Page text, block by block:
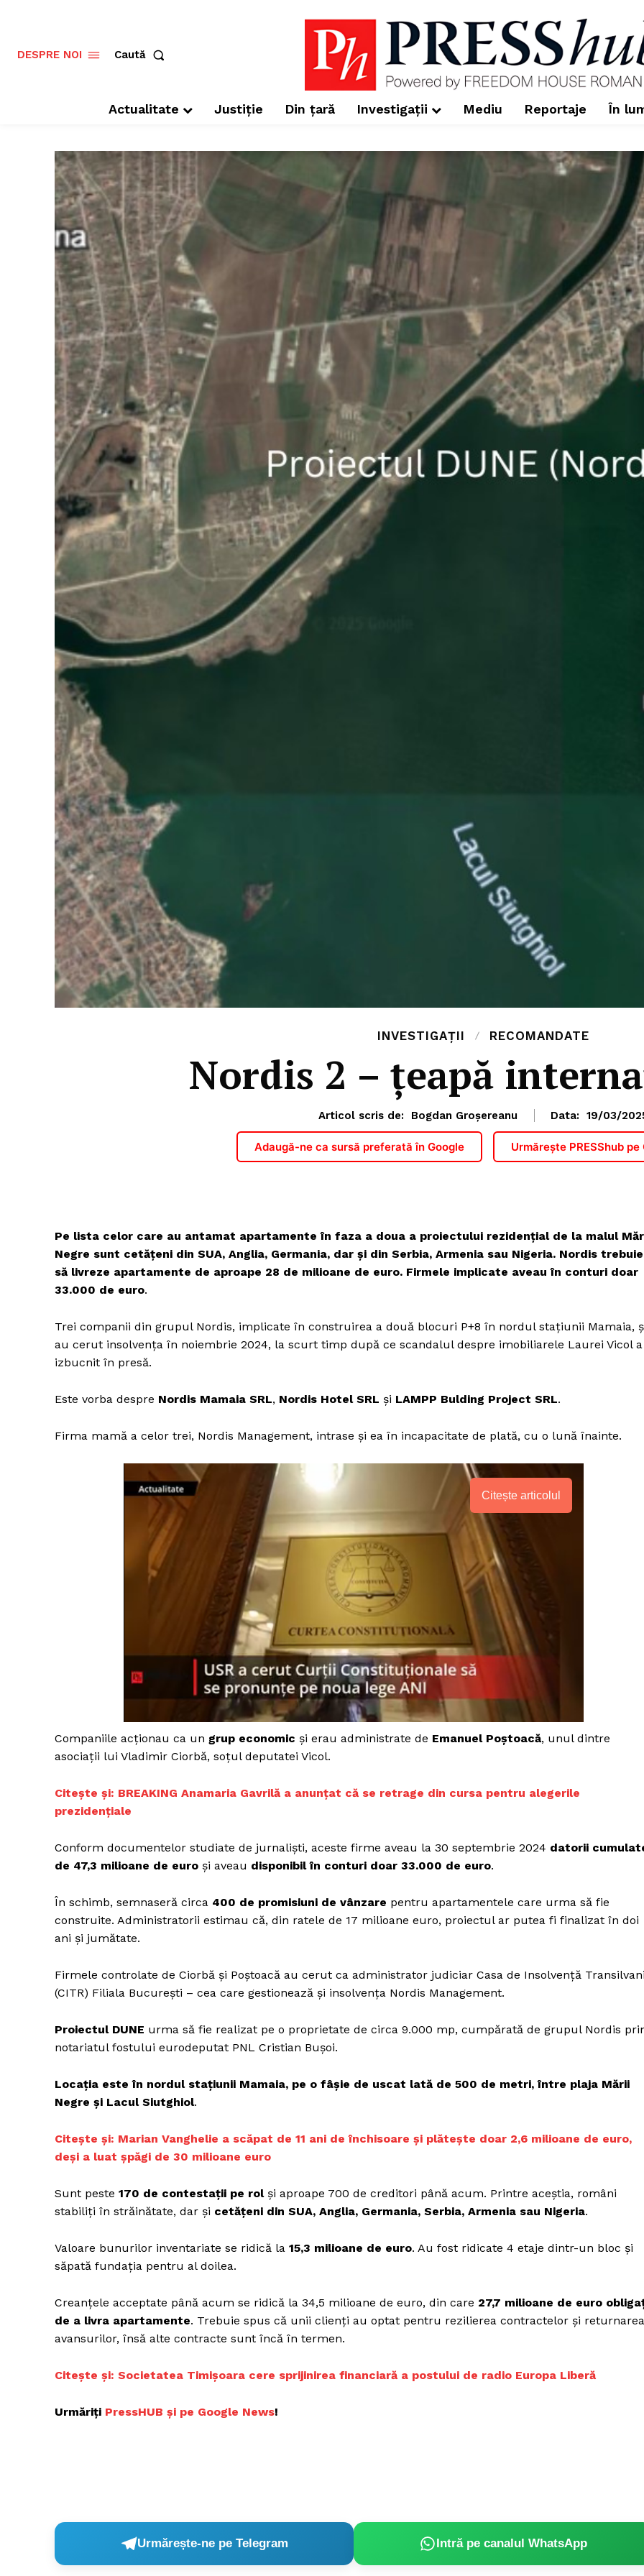
Un proiect
FREEDOM HOUSE
ROMÂNIA
PRESShub
Despre noi / Echipa
Proiecte editoriale
Rețea
Contact
DESPRE NOI Caută
Actualitate Justiție Din țară Investigații Mediu Reportaje În
INVESTIGAȚII RECOMANDATE
Nordis 2 – țeapă
Articol scris de: Bogdan Groșereanu Data: 19/03/
Adaugă-ne ca sursă preferată în Google Urmărește PRESShub
Pe lista celor care au antamat apartamente în faza a doua a proiectului rezidențial de la malul
Negre sunt cetățeni din SUA, Anglia, Germania, dar și din Serbia, Armenia sau Nigeria. Nordis trebuie
să livreze apartamente de aproape 28 de milioane de euro. Firmele implicate aveau în conturi doar
33.000 de euro.
Trei companii din grupul Nordis, implicate în construirea a două blocuri P+8 în nordul stațiunii Mamaia,
au cerut insolvența în noiembrie 2024, la scurt timp după ce scandalul despre imobiliarele Laurei Vicol a
izbucnit în presă.
Este vorba despre Nordis Mamaia SRL, Nordis Hotel SRL și LAMPP Bulding Project SRL.
Firma mamă a celor trei, Nordis Management, intrase și ea în incapacitate de plată, cu o lună înainte.
Citește articolul
Companiile acționau ca un grup economic și erau administrate de Emanuel Poștoacă, unul dintre
asociații lui Vladimir Ciorbă, soțul deputatei Vicol.
Citește și: BREAKING Anamaria Gavrilă a anunțat că se retrage din cursa pentru alegerile
prezidențiale
Conform documentelor studiate de jurnaliști, aceste firme aveau la 30 septembrie 2024 datorii
de 47,3 milioane de euro și aveau disponibil în conturi doar 33.000 de euro.
În schimb, semnaseră circa 400 de promisiuni de vânzare pentru apartamentele care urma să fie
construite. Administratorii estimau că, din ratele de 17 milioane euro, proiectul ar putea fi finalizat în doi
ani și jumătate.
Firmele controlate de Ciorbă și Poștoacă au cerut ca administrator judiciar Casa de Insolvență
(CITR) Filiala București – cea care gestionează și insolvența Nordis Management.
Proiectul DUNE urma să fie realizat pe o proprietate de circa 9.000 mp, cumpărată de grupul Nordis
notariatul fostului eurodeputat PNL Cristian Bușoi.
Locația este în nordul stațiunii Mamaia, pe o fâșie de uscat lată de 500 de metri, între plaja Mării
Negre și Lacul Siutghiol.
Citește și: Marian Vanghelie a scăpat de 11 ani de închisoare și plătește doar 2,6 milioane de euro,
deși a luat șpăgi de 30 milioane euro
Sunt peste 170 de contestații pe rolși aproape 700 de creditori până acum. Printre aceștia, români
stabiliți în străinătate, dar și cetățeni din SUA, Anglia, Germania, Serbia, Armenia sau Nigeria.
Valoare bunurilor inventariate se ridică la 15,3 milioane de euro. Au fost ridicate 4 etaje dintr-un bloc și
săpată fundația pentru al doilea.
Creanțele acceptate până acum se ridică la 34,5 milioane de euro, din care 27,7 milioane de euro
de a livra apartamente. Trebuie spus că unii clienți au optat pentru rezilierea contractelor și returnarea
avansurilor, însă alte contracte sunt încă în termen.
Citește și: Societatea Timișoara cere sprijinirea financiară a postului de radio Europa Liberă
Urmăriți PressHUB și pe Google News!
Urmărește-ne pe Telegram Intră pe canalul WhatsApp